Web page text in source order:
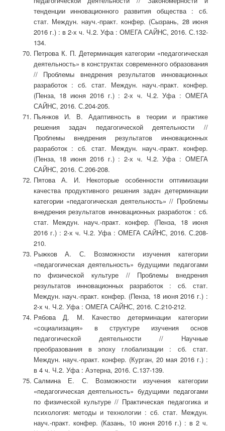
тенденции инновационного развития общества : сб.
стат. Междун. науч.-практ. конфер. (Сызрань, 28 июня
2016 г.) : в 2-х ч. Ч.2. Уфа : ОМЕГА САЙНС, 2016. С.132-
134.
Петрова К. П. Детерминация категории «педагогическая
деятельность» в конструктах современного образования
// Проблемы внедрения результатов инновационных
разработок : сб. стат. Междун. науч.-практ. конфер.
(Пенза, 18 июня 2016 г.) : 2-х ч. Ч.2. Уфа : ОМЕГА
САЙНС, 2016. С.204-205.
Пьянков И. В. Адаптивность в теории и практике
решения задач педагогической деятельности //
Проблемы внедрения результатов инновационных
разработок : сб. стат. Междун. науч.-практ. конфер.
(Пенза, 18 июня 2016 г.) : 2-х ч. Ч.2. Уфа : ОМЕГА
САЙНС, 2016. С.206-208.
Пятова А. И. Некоторые особенности оптимизации
качества продуктивного решения задач детерминации
категории «педагогическая деятельность» // Проблемы
внедрения результатов инновационных разработок : сб.
стат. Междун. науч.-практ. конфер. (Пенза, 18 июня
2016 г.) : 2-х ч. Ч.2. Уфа : ОМЕГА САЙНС, 2016. С.208-
210.
Рыжков А. С. Возможности изучения категории
«педагогическая деятельность» будущими педагогами
по физической культуре // Проблемы внедрения
результатов инновационных разработок : сб. стат.
Междун. науч.-практ. конфер. (Пенза, 18 июня 2016 г.) :
2-х ч. Ч.2. Уфа : ОМЕГА САЙНС, 2016. С.210-212.
Рябова Д. М. Качество детерминации категории
«социализация» в структуре изучения основ
педагогической деятельности // Научные
преобразования в эпоху глобализации : сб. стат.
Междун. науч.-практ. конфер. (Курган, 20 мая 2016 г.) :
в 4 ч. Ч.2. Уфа : Аэтерна, 2016. С.137-139.
Салмина Е. С. Возможности изучения категории
«педагогическая деятельность» будущими педагогами
по физической культуре // Практическая педагогика и
психология: методы и технологии : сб. стат. Междун.
науч.-практ. конфер. (Казань, 10 июня 2016 г.) : в 2 ч.